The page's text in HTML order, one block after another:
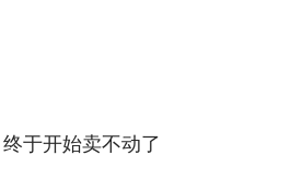
于开始卖不动了